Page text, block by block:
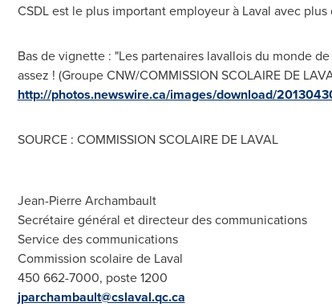
CSDL est le plus important employeur à Laval avec
Bas de vignette : "Les partenaires lavallois du monde
assez ! (Groupe CNW/COMMISSION SCOLAIRE DE
http://photos.newswire.ca/images/download/
SOURCE : COMMISSION SCOLAIRE DE LAVAL
Jean-Pierre Archambault
Secrétaire général et directeur des communications
Service des communications
Commission scolaire de Laval
450 662-7000, poste 1200
jparchambault@cslaval.qc.ca